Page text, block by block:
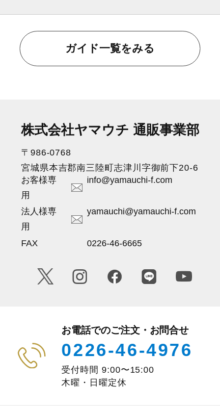
ガイド一覧をみる
株式会社ヤマウチ 通販事業部
〒986-0768
宮城県本吉郡南三陸町志津川字御前下20-6
お客様専
用
info@yamauchi-f.com
法人様専
用
yamauchi@yamauchi-f.com
FAX 0226-46-6665
お電話でのご注文・お問合せ
0226-46-4976
受付時間 9:00〜15:00
木曜・日曜定休